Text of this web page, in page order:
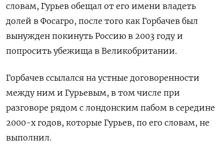
словам, Гурьев обещал от его имени владеть
долей в Фосагро, после того как Горбачев был
вынужден покинуть Россию в 2003 году и
попросить убежища в Великобритании.
Горбачев ссылался на устные договоренности
между ним и Гурьевым, в том числе при
разговоре рядом с лондонским пабом в середине
2000-х годов, которые Гурьев, по его словам, не
выполнил.